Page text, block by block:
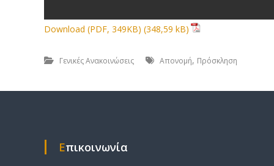
Download (PDF, 349KB)
Γενικές Ανακοινώσεις Απονομή, Πρόσκληση
Επικοινωνία